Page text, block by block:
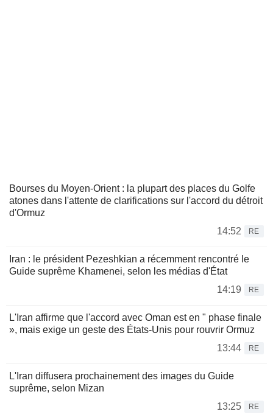
Bourses du Moyen-Orient : la plupart des places du Golfe
atones dans l'attente de clarifications sur l'accord du détroit
d'Ormuz
14:52
RE
Iran : le président Pezeshkian a récemment rencontré le
Guide suprême Khamenei, selon les médias d'État
14:19
RE
L'Iran affirme que l'accord avec Oman est en " phase finale
», mais exige un geste des États-Unis pour rouvrir Ormuz
13:44
RE
L'Iran diffusera prochainement des images du Guide
suprême, selon Mizan
13:25
RE